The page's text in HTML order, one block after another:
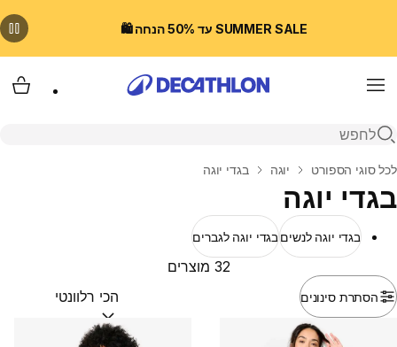
SUMMER SALE עד 50% הנחה 🛍️
Menu
פתיחת חיפוש
בית
לכל סוגי הספורט יוגה בגדי יוגה
בגדי יוגה
בגדי יוגה לנשיםבגדי יוגה לגברים
הסתרת סינונים
32 מוצרים
מיין לפי:(optional)